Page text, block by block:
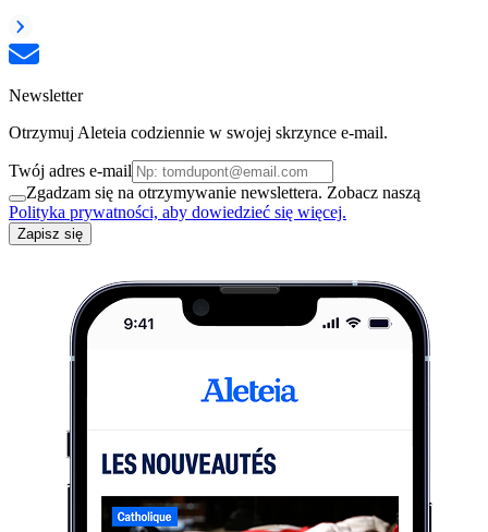
Newsletter
Otrzymuj Aleteia codziennie w swojej skrzynce e-mail.
Twój adres e-mail
Zgadzam się na otrzymywanie newslettera. Zobacz naszą
Polityka prywatności, aby dowiedzieć się więcej.
Zapisz się